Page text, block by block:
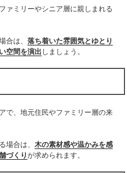
ァミリーやシニア層に親しまれる
合は、落ち着いた雰囲気とゆとり
空間を演出 しましょう。
で、地元住民やファミリー層の来
場合は、木の素材感や温かみを感
づくりが求められます。